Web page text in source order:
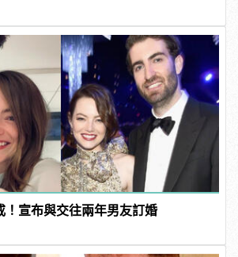
！宣布與交往兩年男友訂婚